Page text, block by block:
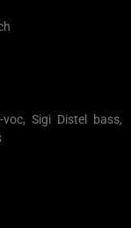
Sigi Distel bass,